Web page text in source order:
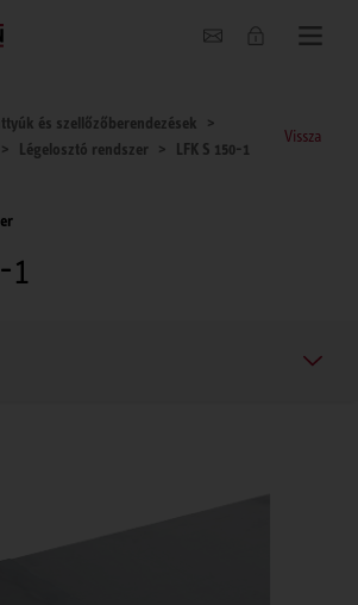
és szellőzőberendezések
Légelosztó rendszer LFK S 150-1
Vissza
1